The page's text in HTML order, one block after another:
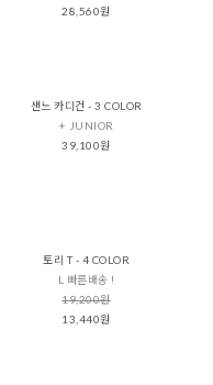
28,560원
샌느 카디건 - 3 COLOR
+ JUNIOR
39,100원
토리 T - 4 COLOR
L 빠른배송 !
19,200원
13,440원